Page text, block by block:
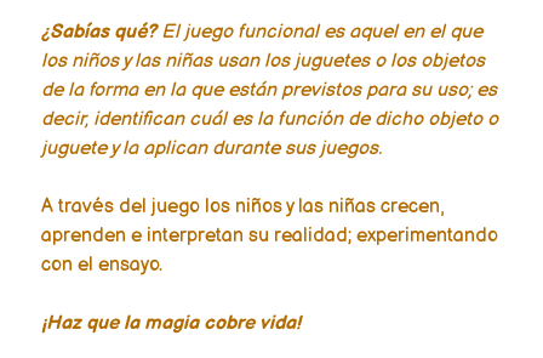
¿Sabías qué?El juego funcional es aquel en el que
los niños y las niñas usan los juguetes o los objetos
de la forma en la que están previstos para su uso; es
decir, identifican cuál es la función de dicho objeto o
juguete y la aplican durante sus juegos.
A través del juego los niños y las niñas crecen,
aprenden e interpretan su realidad; experimentando
con el ensayo.
¡Haz que la magia cobre vida!